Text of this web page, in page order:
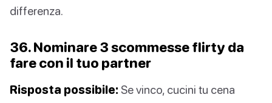
differenza.
36. Nominare 3 scommesse flirty da
fare con il tuo partner
Risposta possibile: Se vinco, cucini tu cena